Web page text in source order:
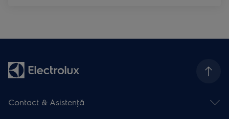
Contact & Asistenţă